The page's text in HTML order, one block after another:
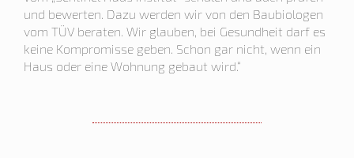
und bewerten. Dazu werden wir von den Baubiologen
vom TÜV beraten. Wir glauben, bei Gesundheit darf es
keine Kompromisse geben. Schon gar nicht, wenn ein
Haus oder eine Wohnung gebaut wird.“